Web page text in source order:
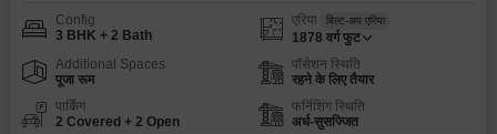
Config
3 BHK + 2 Bath
एरिया बिल्ट-अप एरिया
1878 वर्ग फुट
Additional Spaces
पूजा रूम
पॉसेशन स्थिति
रहने के लिए तैयार
पार्किंग
2 Covered + 2 Open
फर्निशिंग स्थिति
अर्ध-सुसज्जित